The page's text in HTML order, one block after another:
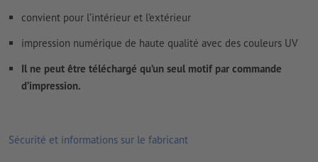
convient pour l’intérieur et l’extérieur
impression numérique de haute qualité avec des couleurs UV
Il ne peut être téléchargé qu’un seul motif par commande
d’impression.
Sécurité et informations sur le fabricant